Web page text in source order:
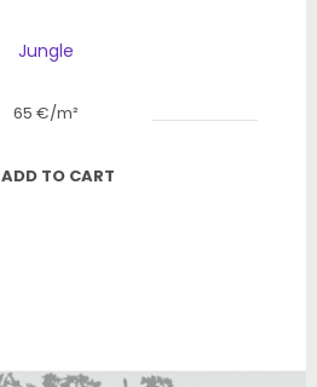
Jungle
65 €/m²
ADD TO CART